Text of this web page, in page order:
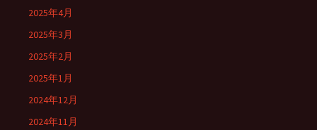
2025年4月
2025年3月
2025年2月
2025年1月
2024年12月
2024年11月